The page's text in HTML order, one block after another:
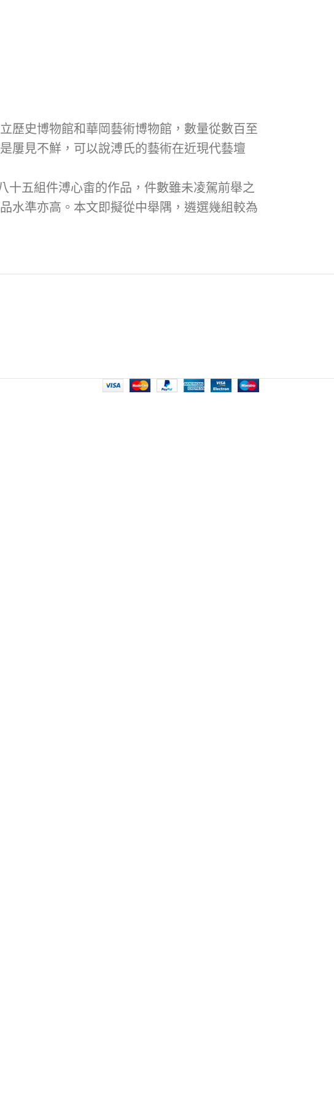
歷史博物館和華岡藝術博物館，數量從數百至
屢見不鮮，可以說溥氏的藝術在近現代藝壇
十五組件溥心畬的作品，件數雖未凌駕前舉之
水準亦高。本文即擬從中舉隅，遴選幾組較為